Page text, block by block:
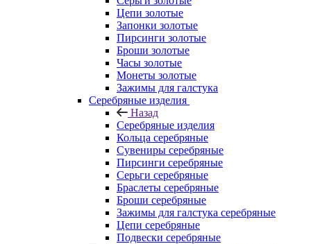
Цепи золотые
Запонки золотые
Пирсинги золотые
Броши золотые
Часы золотые
Монеты золотые
Зажимы для галстука
Серебряные изделия
Назад
Серебряные изделия
Кольца серебряные
Сувениры серебряные
Пирсинги серебряные
Серьги серебряные
Браслеты серебряные
Броши серебряные
Зажимы для галстука серебряные
Цепи серебряные
Подвески серебряные